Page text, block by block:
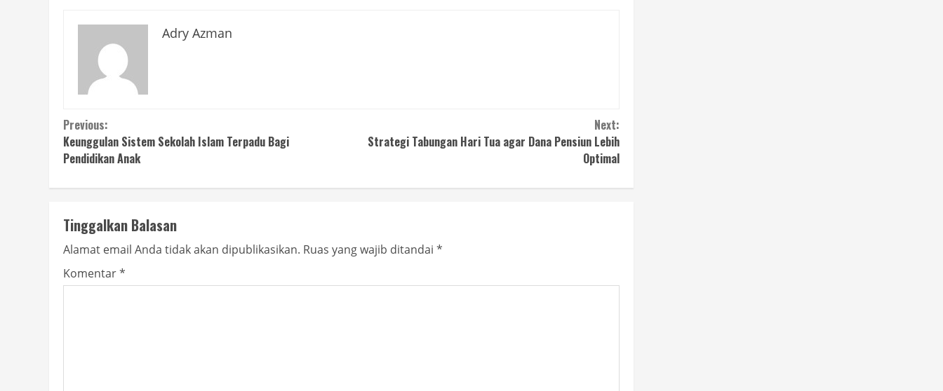
Adry Azman
Continue
Reading
Previous:
Keunggulan Sistem Sekolah Islam Terpadu Bagi
Pendidikan Anak
Next:
Strategi Tabungan Hari Tua agar Dana Pensiun Lebih
Optimal
Tinggalkan Balasan
Alamat email Anda tidak akan dipublikasikan. Ruas yang wajib ditandai *
Komentar*